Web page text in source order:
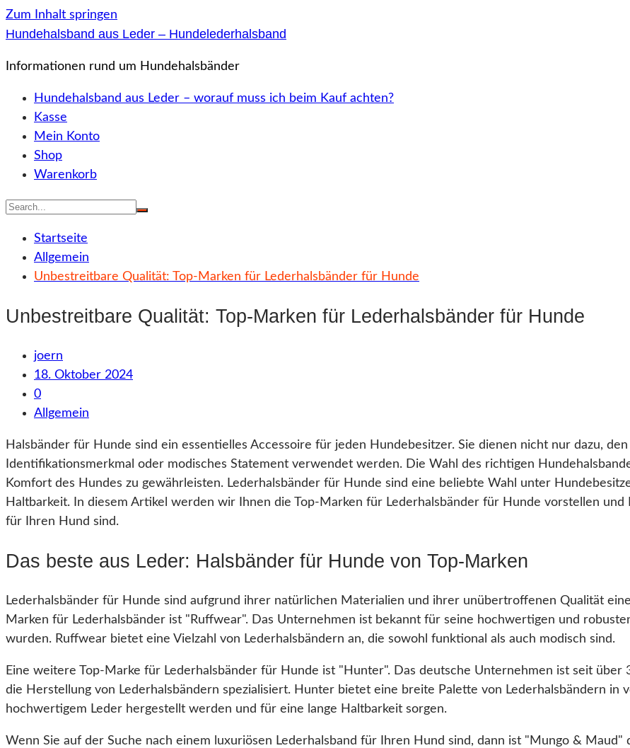
Zum Inhalt springen
Hundehalsband aus Leder – Hundelederhalsband
Informationen rund um Hundehalsbänder
Hundehalsband aus Leder – worauf muss ich beim Kauf achten?
Kasse
Mein Konto
Shop
Warenkorb
Startseite
Allgemein
Unbestreitbare Qualität: Top-Marken für Lederhalsbänder für Hunde
Unbestreitbare Qualität: Top-Marken für Lederhalsbänder für Hunde
joern
18. Oktober 2024
0
Allgemein
Halsbänder für Hunde sind ein essentielles Accessoire für jeden Hundebesitzer. Sie dienen nicht nur dazu,
Identifikationsmerkmal oder modisches Statement verwendet werden. Die Wahl des richtigen
Komfort des Hundes zu gewährleisten. Lederhalsbänder für Hunde sind eine beliebte Wahl unter
Haltbarkeit. In diesem Artikel werden wir Ihnen die Top-Marken für Lederhalsbänder für Hunde vorstellen
für Ihren Hund sind.
Das beste aus Leder: Halsbänder für Hunde von Top-Marken
Lederhalsbänder für Hunde sind aufgrund ihrer natürlichen Materialien und ihrer unübertroffenen Qualität
Marken für Lederhalsbänder ist "Ruffwear". Das Unternehmen ist bekannt für seine hochwertigen und
wurden. Ruffwear bietet eine Vielzahl von Lederhalsbändern an, die sowohl funktional als auch modisch sind.
Eine weitere Top-Marke für Lederhalsbänder für Hunde ist "Hunter". Das deutsche Unternehmen ist seit
die Herstellung von Lederhalsbändern spezialisiert. Hunter bietet eine breite Palette von Lederhalsbändern in
hochwertigem Leder hergestellt werden und für eine lange Haltbarkeit sorgen.
Wenn Sie auf der Suche nach einem luxuriösen Lederhalsband für Ihren Hund sind, dann ist "Mungo &